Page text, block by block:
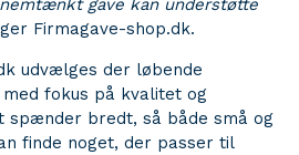
gave kan understøtte
Firmagave-shop.dk.
udvælges der løbende
fokus på kvalitet og
spænder bredt, så både små og
finde noget, der passer til